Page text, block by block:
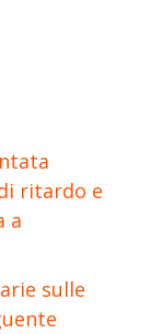
ritardo e
a
sulle